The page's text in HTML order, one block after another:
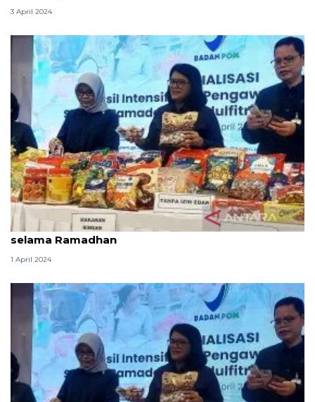
3 April 2024
BPOM sita 188.640 item produk pangan ilegal
selama Ramadhan
1 April 2024